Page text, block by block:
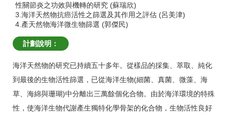
性關節炎之功效與機轉的研究 (蘇瑞欣)
3.海洋天然物抗癌活性之篩選及其作用之評估 (呂美津)
4.產天然物海洋微生物篩選 (郭傑民)
計劃說明：
海洋天然物的研究已持續五十多年。從樣品的採集、萃取、純化
到最後的生物活性篩選，已從海洋生物(細菌、真菌、微藻、海
草、海綿與珊瑚)中分離出三萬餘個化合物。由於海洋環境的特殊
性，使海洋生物代謝產生獨特化學骨架的化合物，生物活性良好